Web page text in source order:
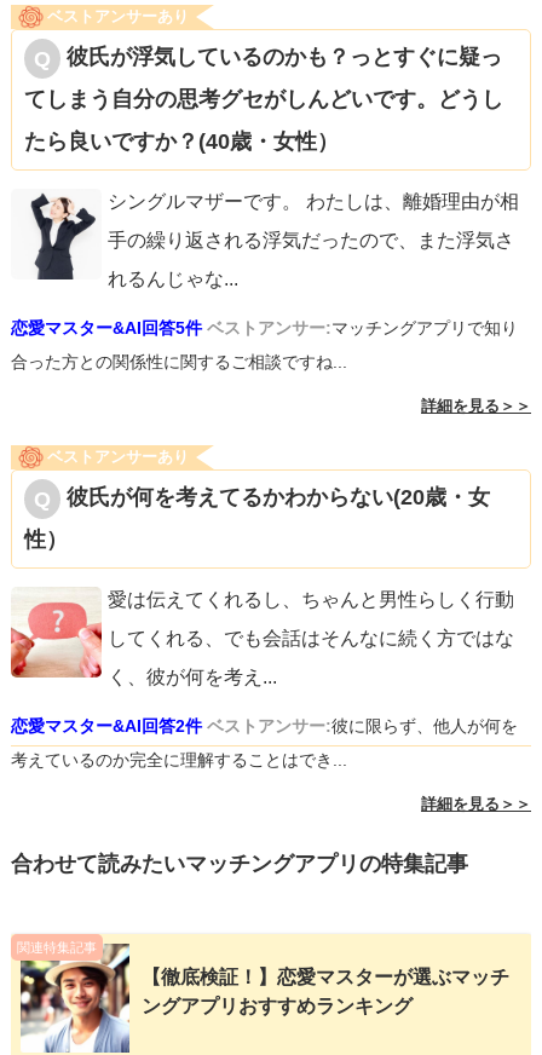
ベストアンサーあり
彼氏が浮気しているのかも？っとすぐに疑っ
てしまう自分の思考グセがしんどいです。どうし
たら良いですか？(40歳・女性）
シングルマザーです。 わたしは、離婚理由が相
手の繰り返される浮気だったので、また浮気さ
れるんじゃな...
恋愛マスター&AI回答5件 ベストアンサー:マッチングアプリで知り
合った方との関係性に関するご相談ですね...
詳細を見る＞＞
ベストアンサーあり
彼氏が何を考えてるかわからない(20歳・女
性）
愛は伝えてくれるし、ちゃんと男性らしく行動
してくれる、でも会話はそんなに続く方ではな
く、彼が何を考え ...
恋愛マスター&AI回答2件 ベストアンサー:彼に限らず、他人が何を
考えているのか完全に理解することはでき...
詳細を見る＞＞
合わせて読みたいマッチングアプリの特集記事
関連特集記事
【徹底検証！】恋愛マスターが選ぶマッチ
ングアプリおすすめランキング